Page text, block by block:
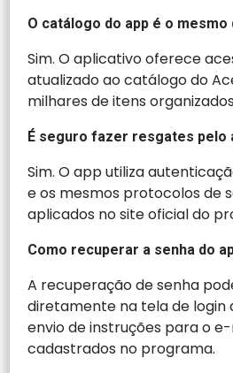
O catálogo do app é o mesmo
Sim. O aplicativo oferece
atualizado ao catálogo do
milhares de itens
É seguro fazer resgates pelo
Sim. O app utiliza
e os mesmos protocolos de
aplicados no site oficial do
Como recuperar a senha do
A recuperação de senha
diretamente na tela de login
envio de instruções para o
cadastrados no programa.